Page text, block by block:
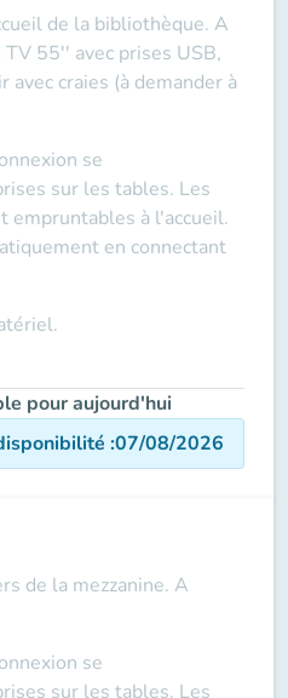
de la bibliothèque. A
55'' avec prises USB,
avec craies (à demander à
se
sur les tables. Les
empruntables à l'accueil.
en connectant
pour aujourd'hui
:07/08/2026
de la mezzanine. A
se
sur les tables. Les